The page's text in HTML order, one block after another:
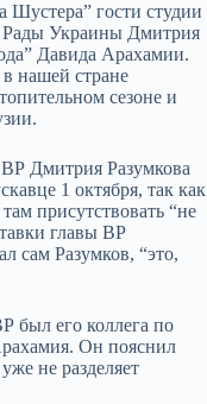
Шустера” гости студии
Рады Украины Дмитрия
Давида Арахамии.
нашей стране
сезоне и
Дмитрия Разумкова
1 октября, так как
присутствовать “не
главы ВР
сам Разумков, “это,
был его коллега по
Он пояснил
не разделяет